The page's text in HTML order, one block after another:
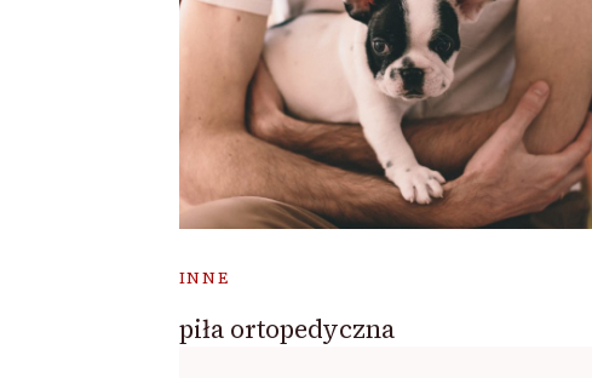
INNE
piła ortopedyczna